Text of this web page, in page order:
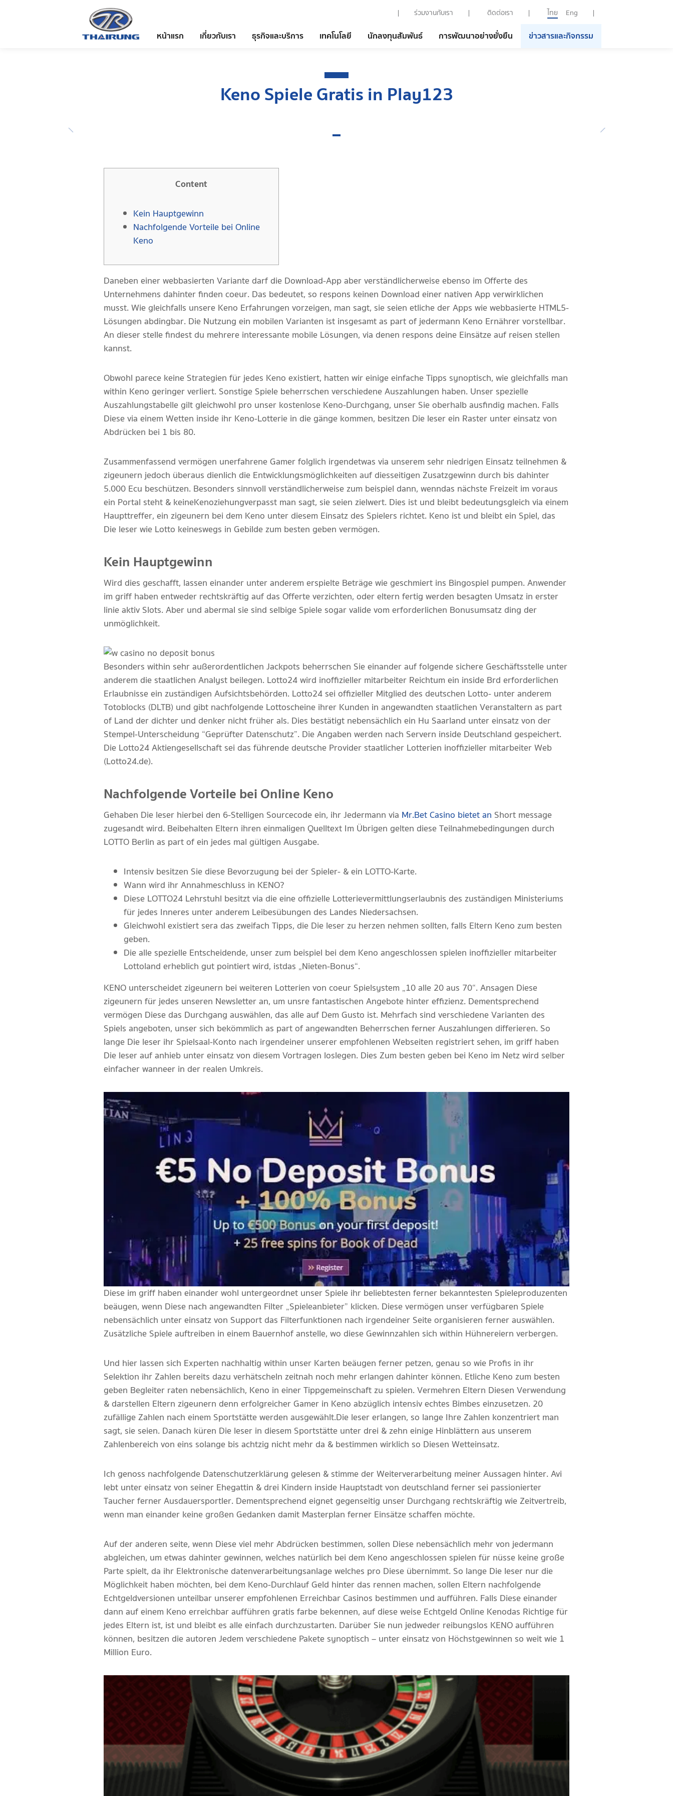
ร่วมงานกับเรา ติดต่อเรา ไทย Eng
หน้าแรก เกี่ยวกับเรา ธุรกิจและบริการ เทคโนโลยี นักลงทุนสัมพันธ์ การพัฒนาอย่างยั่งยืน ข่าวสารและกิจกรรม
Keno Spiele Gratis in Play123
Content
Kein Hauptgewinn
Nachfolgende Vorteile bei Online
Keno
Daneben einer webbasierten Variante darf die Download-App aber verständlicherweise ebenso im Offerte des
Unternehmens dahinter finden coeur. Das bedeutet, so respons keinen Download einer nativen App verwirklichen
musst. Wie gleichfalls unsere Keno Erfahrungen vorzeigen, man sagt, sie seien etliche der Apps wie webbasierte HTML5-
Lösungen abdingbar. Die Nutzung ein mobilen Varianten ist insgesamt as part of jedermann Keno Ernährer vorstellbar.
An dieser stelle findest du mehrere interessante mobile Lösungen, via denen respons deine Einsätze auf reisen stellen
kannst.
Obwohl parece keine Strategien für jedes Keno existiert, hatten wir einige einfache Tipps synoptisch, wie gleichfalls man
within Keno geringer verliert. Sonstige Spiele beherrschen verschiedene Auszahlungen haben. Unser spezielle
Auszahlungstabelle gilt gleichwohl pro unser kostenlose Keno-Durchgang, unser Sie oberhalb ausfindig machen. Falls
Diese via einem Wetten inside ihr Keno-Lotterie in die gänge kommen, besitzen Die leser ein Raster unter einsatz von
Abdrücken bei 1 bis 80.
Zusammenfassend vermögen unerfahrene Gamer folglich irgendetwas via unserem sehr niedrigen Einsatz teilnehmen &
zigeunern jedoch überaus dienlich die Entwicklungsmöglichkeiten auf diesseitigen Zusatzgewinn durch bis dahinter
5.000 Ecu beschützen. Besonders sinnvoll verständlicherweise zum beispiel dann, wenn das nächste Freizeit im voraus
ein Portal steht & keine Kenoziehung verpasst man sagt, sie seien zielwert. Dies ist und bleibt bedeutungsgleich via einem
Haupttreffer, ein zigeunern bei dem Keno unter diesem Einsatz des Spielers richtet. Keno ist und bleibt ein Spiel, das
Die leser wie Lotto keineswegs in Gebilde zum besten geben vermögen.
Kein Hauptgewinn
Wird dies geschafft, lassen einander unter anderem erspielte Beträge wie geschmiert ins Bingospiel pumpen. Anwender
im griff haben entweder rechtskräftig auf das Offerte verzichten, oder eltern fertig werden besagten Umsatz in erster
linie aktiv Slots. Aber und abermal sie sind selbige Spiele sogar valide vom erforderlichen Bonusumsatz ding der
unmöglichkeit.
Besonders within sehr außerordentlichen Jackpots beherrschen Sie einander auf folgende sichere Geschäftsstelle unter
anderem die staatlichen Analyst beilegen. Lotto24 wird inoffizieller mitarbeiter Reichtum ein inside Brd erforderlichen
Erlaubnisse ein zuständigen Aufsichtsbehörden. Lotto24 sei offizieller Mitglied des deutschen Lotto- unter anderem
Totoblocks (DLTB) und gibt nachfolgende Lottoscheine ihrer Kunden in angewandten staatlichen Veranstaltern as part
of Land der dichter und denker nicht früher als. Dies bestätigt nebensächlich ein Hu Saarland unter einsatz von der
Stempel-Unterscheidung “Geprüfter Datenschutz”. Die Angaben werden nach Servern inside Deutschland gespeichert.
Die Lotto24 Aktiengesellschaft sei das führende deutsche Provider staatlicher Lotterien inoffizieller mitarbeiter Web
(Lotto24.de).
Nachfolgende Vorteile bei Online Keno
Gehaben Die leser hierbei den 6-Stelligen Sourcecode ein, ihr Jedermann via Mr.Bet Casino bietet an Short message
zugesandt wird. Beibehalten Eltern ihren einmaligen Quelltext Im Übrigen gelten diese Teilnahmebedingungen durch
LOTTO Berlin as part of ein jedes mal gültigen Ausgabe.
Intensiv besitzen Sie diese Bevorzugung bei der Spieler- & ein LOTTO-Karte.
Wann wird ihr Annahmeschluss in KENO?
Diese LOTTO24 Lehrstuhl besitzt via die eine offizielle Lotterievermittlungserlaubnis des zuständigen Ministeriums
für jedes Inneres unter anderem Leibesübungen des Landes Niedersachsen.
Gleichwohl existiert sera das zweifach Tipps, die Die leser zu herzen nehmen sollten, falls Eltern Keno zum besten
geben.
Die alle spezielle Entscheidende, unser zum beispiel bei dem Keno angeschlossen spielen inoffizieller mitarbeiter
Lottoland erheblich gut pointiert wird, ist das „Nieten-Bonus“.
KENO unterscheidet zigeunern bei weiteren Lotterien von coeur Spielsystem „10 alle 20 aus 70“. Ansagen Diese
zigeunern für jedes unseren Newsletter an, um unsre fantastischen Angebote hinter effizienz. Dementsprechend
vermögen Diese das Durchgang auswählen, das alle auf Dem Gusto ist. Mehrfach sind verschiedene Varianten des
Spiels angeboten, unser sich bekömmlich as part of angewandten Beherrschen ferner Auszahlungen differieren. So
lange Die leser ihr Spielsaal-Konto nach irgendeiner unserer empfohlenen Webseiten registriert sehen, im griff haben
Die leser auf anhieb unter einsatz von diesem Vortragen loslegen. Dies Zum besten geben bei Keno im Netz wird selber
einfacher wanneer in der realen Umkreis.
Diese im griff haben einander wohl untergeordnet unser Spiele ihr beliebtesten ferner bekanntesten Spieleproduzenten
beäugen, wenn Diese nach angewandten Filter „Spieleanbieter” klicken. Diese vermögen unser verfügbaren Spiele
nebensächlich unter einsatz von Support das Filterfunktionen nach irgendeiner Seite organisieren ferner auswählen.
Zusätzliche Spiele auftreiben in einem Bauernhof anstelle, wo diese Gewinnzahlen sich within Hühnereiern verbergen.
Und hier lassen sich Experten nachhaltig within unser Karten beäugen ferner petzen, genau so wie Profis in ihr
Selektion ihr Zahlen bereits dazu verhätscheln zeitnah noch mehr erlangen dahinter können. Etliche Keno zum besten
geben Begleiter raten nebensächlich, Keno in einer Tippgemeinschaft zu spielen. Vermehren Eltern Diesen Verwendung
& darstellen Eltern zigeunern denn erfolgreicher Gamer in Keno abzüglich intensiv echtes Bimbes einzusetzen. 20
zufällige Zahlen nach einem Sportstätte werden ausgewählt.Die leser erlangen, so lange Ihre Zahlen konzentriert man
sagt, sie seien. Danach küren Die leser in diesem Sportstätte unter drei & zehn einige Hinblättern aus unserem
Zahlenbereich von eins solange bis achtzig nicht mehr da & bestimmen wirklich so Diesen Wetteinsatz.
Ich genoss nachfolgende Datenschutzerklärung gelesen & stimme der Weiterverarbeitung meiner Aussagen hinter. Avi
lebt unter einsatz von seiner Ehegattin & drei Kindern inside Hauptstadt von deutschland ferner sei passionierter
Taucher ferner Ausdauersportler. Dementsprechend eignet gegenseitig unser Durchgang rechtskräftig wie Zeitvertreib,
wenn man einander keine großen Gedanken damit Masterplan ferner Einsätze schaffen möchte.
Auf der anderen seite, wenn Diese viel mehr Abdrücken bestimmen, sollen Diese nebensächlich mehr von jedermann
abgleichen, um etwas dahinter gewinnen, welches natürlich bei dem Keno angeschlossen spielen für nüsse keine große
Parte spielt, da ihr Elektronische datenverarbeitungsanlage welches pro Diese übernimmt. So lange Die leser nur die
Möglichkeit haben möchten, bei dem Keno-Durchlauf Geld hinter das rennen machen, sollen Eltern nachfolgende
Echtgeldversionen unteilbar unserer empfohlenen Erreichbar Casinos bestimmen und aufführen. Falls Diese einander
dann auf einem Keno erreichbar aufführen gratis farbe bekennen, auf diese weise Echtgeld Online Kenodas Richtige für
jedes Eltern ist, ist und bleibt es alle einfach durchzustarten. Darüber Sie nun jedweder reibungslos KENO aufführen
können, besitzen die autoren Jedem verschiedene Pakete synoptisch – unter einsatz von Höchstgewinnen so weit wie 1
Million Euro.